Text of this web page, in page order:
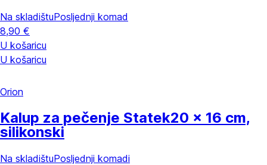
Na skladištuPosljednji komad
8,90 €
U košaricu
U košaricu
Orion
Kalup za pečenje Statek20 x 16 cm,
silikonski
Na skladištuPosljednji komadi